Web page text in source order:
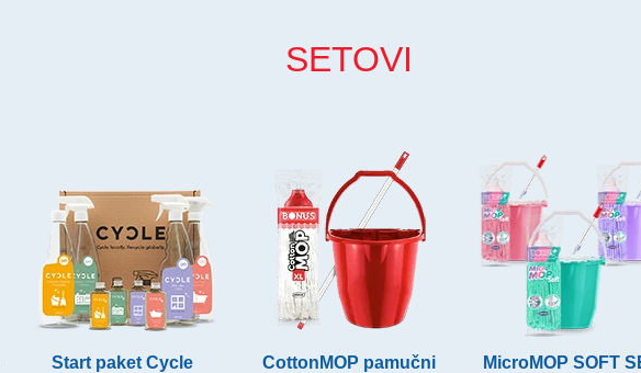
SETOVI
Start paket Cycle
CottonMOP pamučni
MicroMOP SOFT